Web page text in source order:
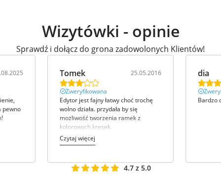
Wizytówki - opinie
Sprawdź i dołącz do grona zadowolonych Klientów!
dia 25.05.2016
Zweryfikowana
Bardzo dobry edytor do wizytówek!
Anna
4.7 z 5.0